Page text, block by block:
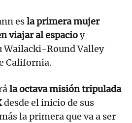
esla primera mujer
viajar al espacioy
Wailacki-Round Valley
California.
la octava misión tripulada
desde el inicio de sus
la primera que va a ser